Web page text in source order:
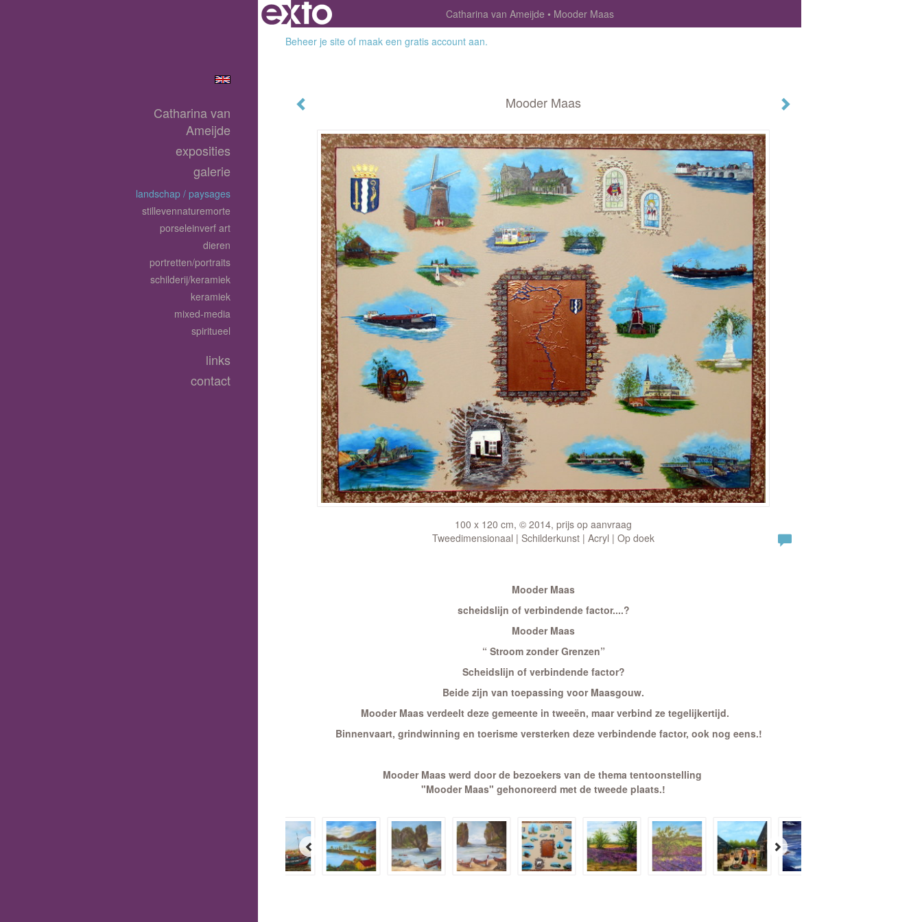
Catharina van Ameijde
Mooder Maas
Beheer je site of maak een gratis account aan.
Mooder Maas
100 x 120 cm, © 2014, prijs op aanvraag
Tweedimensionaal | Schilderkunst | Acryl | Op doek
Mooder Maas
scheidslijn of verbindende factor....?
Mooder Maas
“ Stroom zonder Grenzen”
Scheidslijn of verbindende factor?
Beide zijn van toepassing voor Maasgouw.
Mooder Maas verdeelt deze gemeente in tweeën, maar verbind ze tegelijkertijd.
Binnenvaart, grindwinning en toerisme versterken deze verbindende factor, ook nog eens.!
Mooder Maas werd door de bezoekers van de thema tentoonstelling
"Mooder Maas" gehonoreerd met de tweede plaats.!
Catharina van
Ameijde
exposities
galerie
landschap / paysages
stillevennaturemorte
porseleinverf art
dieren
portretten/portraits
schilderij/keramiek
keramiek
mixed-media
spiritueel
links
contact